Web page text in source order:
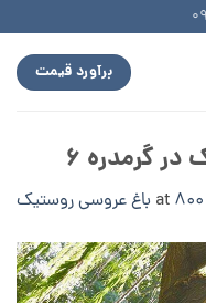
برآورد قیمت
گرمدره ۶
باغ عروسی روستیک